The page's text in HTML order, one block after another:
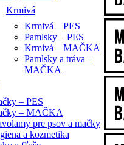
Krmivá
Krmivá – PES
Pamlsky – PES
Krmivá – MAČKA
Pamlsky a tráva –
MAČKA
– PES
– MAČKA
pre psov a mačky
a kozmetika